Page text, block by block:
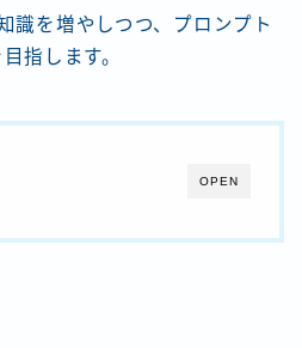
識を増やしつつ、プロンプト
指します。
OPEN